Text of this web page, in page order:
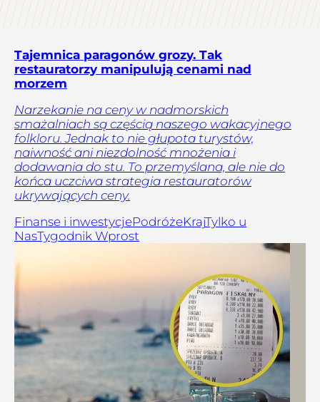
Tajemnica paragonów grozy. Tak
restauratorzy manipulują cenami nad
morzem
Narzekanie na ceny w nadmorskich
smażalniach są częścią naszego wakacyjnego
folkloru. Jednak to nie głupota turystów,
naiwność ani niezdolność mnożenia i
dodawania do stu. To przemyślana, ale nie do
końca uczciwa strategia restauratorów
ukrywających ceny.
Finanse i inwestycjePodróżeKrajTylko u
NasTygodnik Wprost